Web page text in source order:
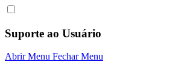
Suporte ao Usuário
Abrir Menu Fechar Menu